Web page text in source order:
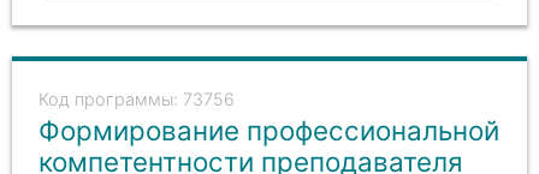
73756
Формирование профессиональной
компетентности преподавателя